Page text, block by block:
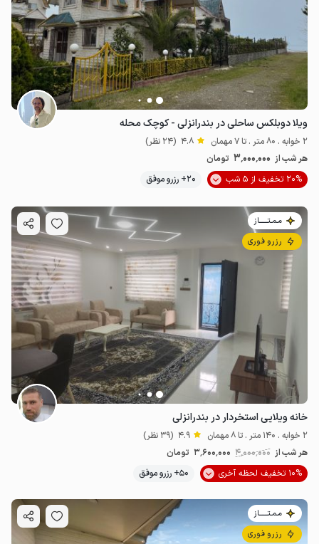
ویلا دوبلکس ساحلی در بندرانزلی - کوچک محله
2 خوابه . 80 متر . تا 7 مهمان 4.8 (24 نظر)
هر شب از 3٬000٬000 تومان
20% تخفیف از 5 شب
20+ رزرو موفق
مـمـتــــــاز
رزرو فوری
خانه ویلایی استخردار در بندرانزلی
2 خوابه . 140 متر . تا 8 مهمان 4.9 (39 نظر)
هر شب از 4٬000٬000 3٬600٬000 تومان
10% تخفیف لحظه آخری
50+ رزرو موفق
مـمـتــــــاز
رزرو فوری